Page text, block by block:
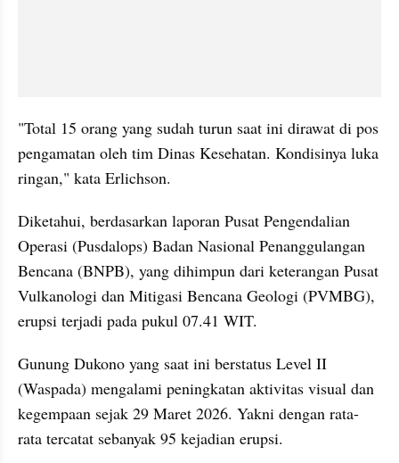
"Total 15 orang yang sudah turun saat ini dirawat di pos
pengamatan oleh tim Dinas Kesehatan. Kondisinya luka
ringan," kata Erlichson.
Diketahui, berdasarkan laporan Pusat Pengendalian
Operasi (Pusdalops) Badan Nasional Penanggulangan
Bencana (BNPB), yang dihimpun dari keterangan Pusat
Vulkanologi dan Mitigasi Bencana Geologi (PVMBG),
erupsi terjadi pada pukul 07.41 WIT.
Gunung Dukono yang saat ini berstatus Level II
(Waspada) mengalami peningkatan aktivitas visual dan
kegempaan sejak 29 Maret 2026. Yakni dengan rata-
rata tercatat sebanyak 95 kejadian erupsi.